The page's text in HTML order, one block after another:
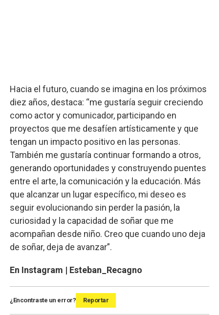
Hacia el futuro, cuando se imagina en los próximos
diez años, destaca: “me gustaría seguir creciendo
como actor y comunicador, participando en
proyectos que me desafíen artísticamente y que
tengan un impacto positivo en las personas.
También me gustaría continuar formando a otros,
generando oportunidades y construyendo puentes
entre el arte, la comunicación y la educación. Más
que alcanzar un lugar específico, mi deseo es
seguir evolucionando sin perder la pasión, la
curiosidad y la capacidad de soñar que me
acompañan desde niño. Creo que cuando uno deja
de soñar, deja de avanzar”.
En Instagram | Esteban_Recagno
¿Encontraste un error? Reportar